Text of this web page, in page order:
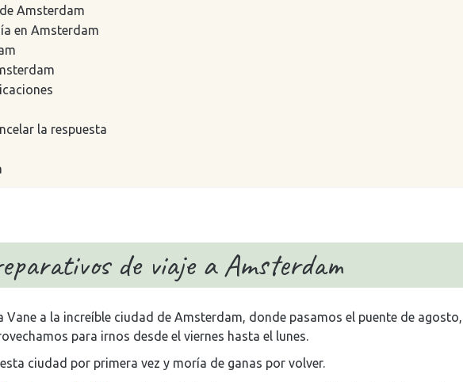
Amsterdam
en Amsterdam
la respuesta
de viaje a Amsterdam
Vane a la increíble ciudad de Amsterdam, donde pasamos el puente de agosto,
para irnos desde el viernes hasta el lunes.
ciudad por primera vez y moría de ganas por volver.